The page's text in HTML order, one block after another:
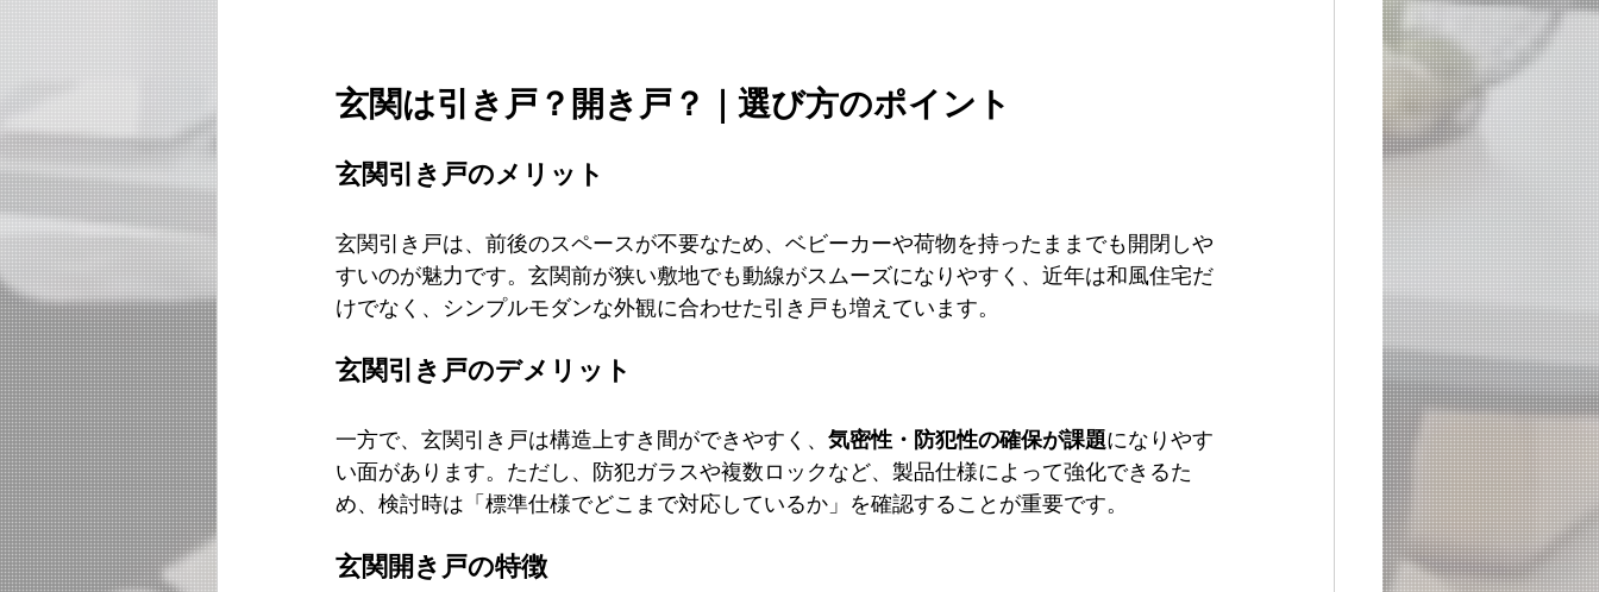
玄関は引き戸？開き戸？｜選び方のポイント
玄関引き戸のメリット
玄関引き戸は、前後のスペースが不要なため、ベビーカーや荷物を持ったままでも開閉しや
すいのが魅力です。玄関前が狭い敷地でも動線がスムーズになりやすく、近年は和風住宅だ
けでなく、シンプルモダンな外観に合わせた引き戸も増えています。
玄関引き戸のデメリット
一方で、玄関引き戸は構造上すき間ができやすく、 気密性・防犯性の確保が課題になりやす
い面があります。ただし、防犯ガラスや複数ロックなど、製品仕様によって強化できるた
め、検討時は「標準仕様でどこまで対応しているか」を確認することが重要です。
玄関開き戸の特徴